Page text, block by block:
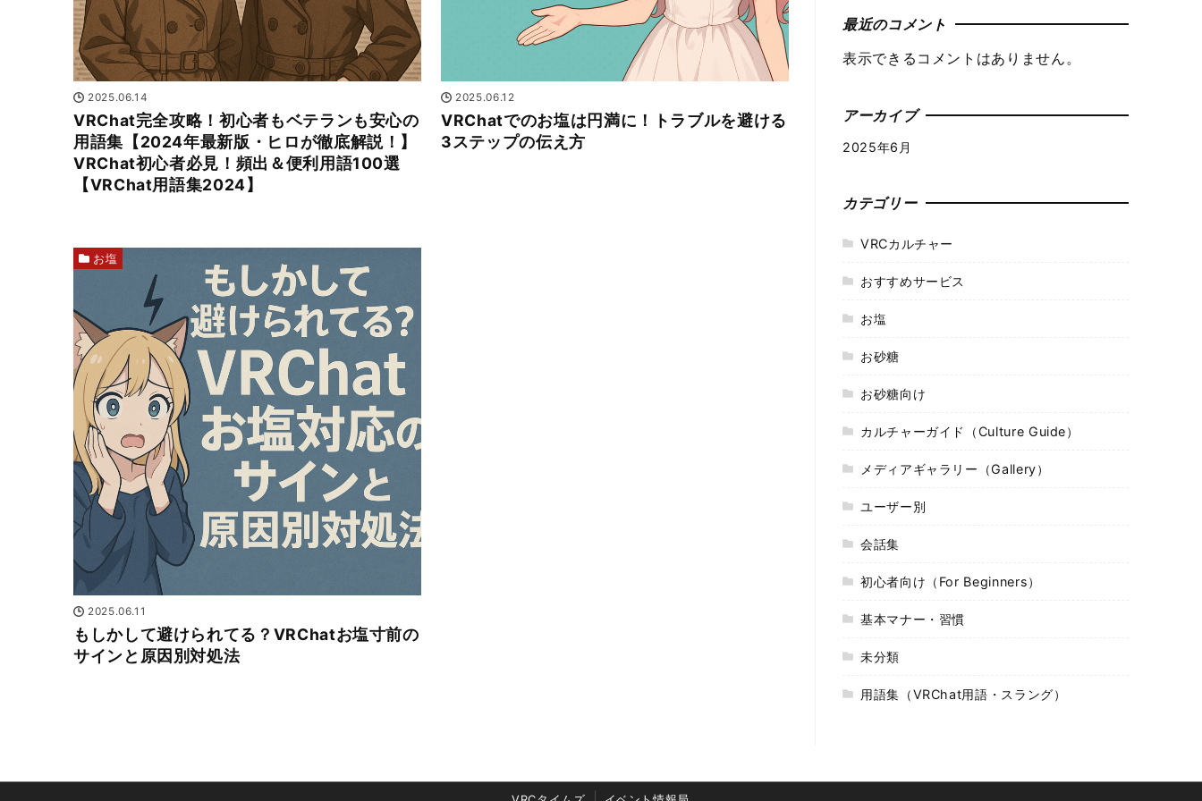
2025.06.14
VRChat完全攻略！初心者もベテランも安心の
用語集【2024年最新版・ヒロが徹底解説！】
VRChat初心者必見！頻出＆便利用語100選
【VRChat用語集2024】
2025.06.12
VRChatでのお塩は円満に！トラブルを避ける
3ステップの伝え方
2025.06.11
もしかして避けられてる？VRChatお塩寸前の
サインと原因別対処法
お塩
最近のコメント
表示できるコメントはありません。
アーカイブ
2025年6月
カテゴリー
VRCカルチャー
おすすめサービス
お塩
お砂糖
お砂糖向け
カルチャーガイド（Culture Guide）
メディアギャラリー（Gallery）
ユーザー別
会話集
初心者向け（For Beginners）
基本マナー・習慣
未分類
用語集（VRChat用語・スラング）